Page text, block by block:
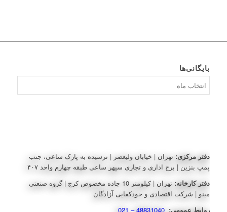
بایگانی‌ها
دفتر مرکزی: تهران | خیابان ولیعصر | نرسیده به پارک ساعی، جنب
پمپ بنزین | برج اداری و تجاری سپهر ساعی طبقه چهارم واحد ۴۰۷
دفتر کارخانه:
تهران | کیلومتر 10 جاده مخصوص کرج | گروه صنعتی
مینو | شرکت اقتصادی و خودکفایی آزادگان
روابط عمومی: